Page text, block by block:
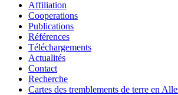
Affiliation
Cooperations
Publications
Références
Téléchargements
Actualités
Contact
Recherche
Cartes des tremblements de terre en